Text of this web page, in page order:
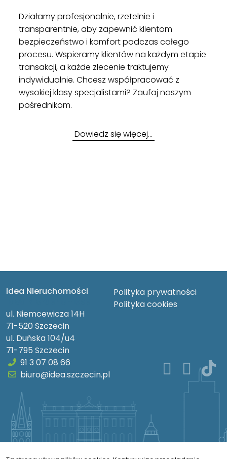
Działamy profesjonalnie, rzetelnie i
transparentnie, aby zapewnić klientom
bezpieczeństwo i komfort podczas całego
procesu. Wspieramy klientów na każdym etapie
transakcji, a każde zlecenie traktujemy
indywidualnie. Chcesz współpracować z
wysokiej klasy specjalistami? Zaufaj naszym
pośrednikom.
Dowiedz się więcej…
Idea Nieruchomości
ul. Niemcewicza 14H
71-520 Szczecin
ul. Duńska 104/u4
71-795 Szczecin
Polityka prywatności
Polityka cookies
91 3 07 08 66
biuro@idea.szczecin.pl